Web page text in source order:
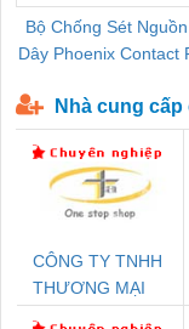
Bộ Chống Sét
Dây Phoenix Contact
Nhà cung
CÔNG TY TNHH
THƯƠNG MẠI